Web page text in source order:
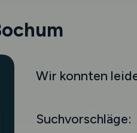
Wir konnten
Suchvorschläge: